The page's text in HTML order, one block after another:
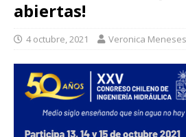
abiertas!
4 octubre, 2021 Veronica Meneses